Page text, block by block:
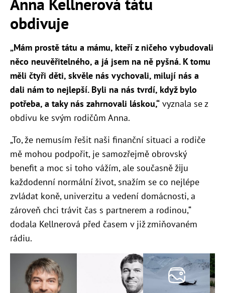
obdivuje
„Mám prostě tátu a mámu, kteří z ničeho vybudovali
něco neuvěřitelného, a já jsem na ně pyšná. K tomu
měli čtyři děti, skvěle nás vychovali, milují nás a
dali nám to nejlepší. Byli na nás tvrdí, když bylo
potřeba, a taky nás zahrnovali láskou,“ vyznala se z
obdivu ke svým rodičům Anna.
„To, že nemusím řešit naši finanční situaci a rodiče
mě mohou podpořit, je samozřejmě obrovský
benefit a moc si toho vážím, ale současně žĳu
každodenní normální život, snažím se co nejlépe
zvládat koně, univerzitu a vedení domácnosti, a
zároveň chci trávit čas s partnerem a rodinou,“
dodala Kellnerová před časem v již zmiňovaném
rádiu.